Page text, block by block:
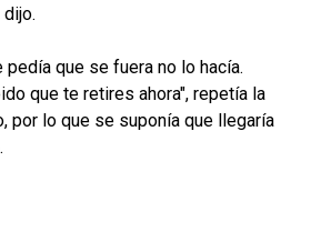
dijo.
pedía que se fuera no lo hacía.
que te retires ahora", repetía la
por lo que se suponía que llegaría